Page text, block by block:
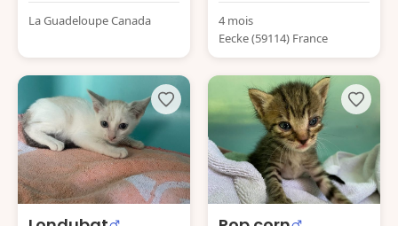
La Guadeloupe Canada
4 mois
Eecke (59114) France